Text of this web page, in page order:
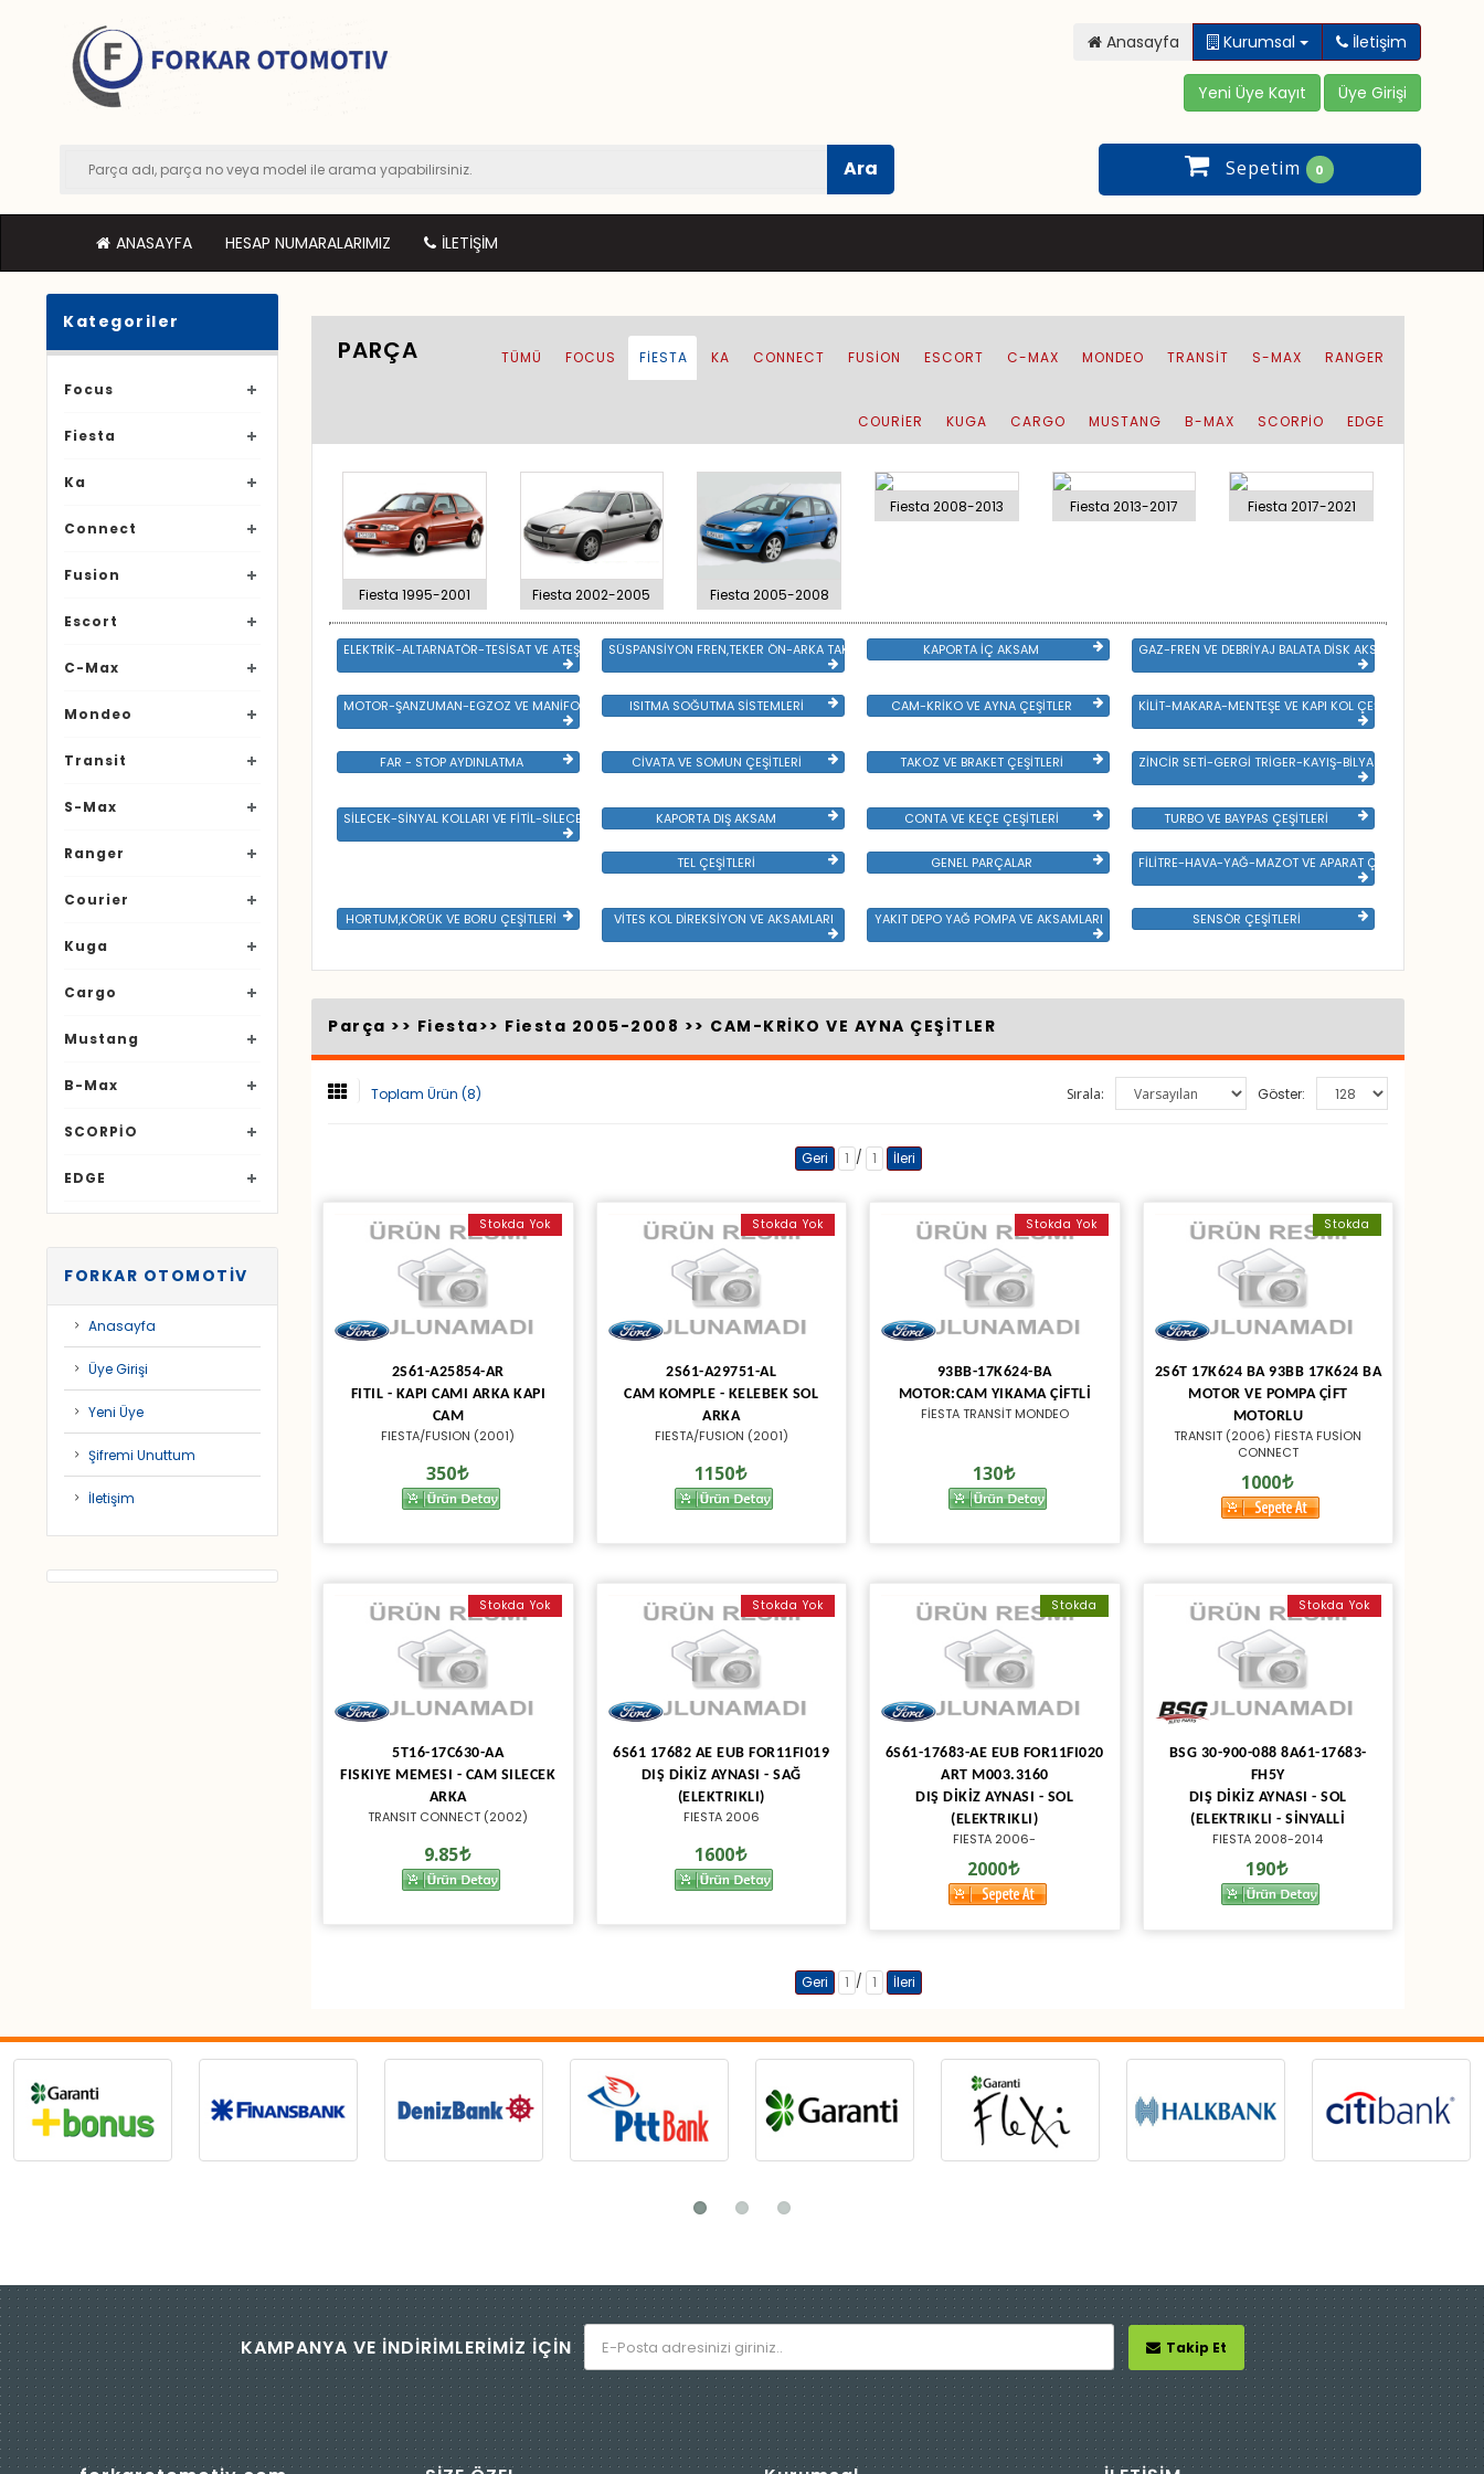
Anasayfa Kurumsal İletişim
Ara Sepetim 0
ANASAYFA HESAP NUMARALARIMIZ İLETIŞIM
Kategoriler
Focus
Fiesta
Ka
Connect
Fusion
Escort
C-Max
Mondeo
Transit
S-Max
Ranger
Courier
Kuga
Cargo
Mustang
B-Max
SCORPİO
EDGE
FORKAR OTOMOTİV
Anasayfa
Üye Girişi
Yeni Üye
Şifremi Unuttum
İletişim
PARÇA TÜMÜ FOCUS FIESTA KA CONNECT FUSION ESCORT C-MAX MONDEO TRANSIT S-MAX RANGER
COURIER KUGA CARGO MUSTANG B-MAX SCORPİO EDGE
Fiesta 1995-2001 Fiesta 2002-2005 Fiesta 2005-2008
Fiesta 2008-2013 Fiesta 2013-2017 Fiesta 2017-2021
ELEKTRİK-ALTARNATÖR-TESİSAT VE ATEŞLEME GRBSÜSPANSİYON FREN,TEKER ÖN-ARKA TAKIM VE YÜRÜYEN AKSAMLAR
KAPORTA İÇ AKSAM GAZ-FREN VE DEBRİYAJ BALATA DİSK AKSAMLARI
MOTOR-ŞANZUMAN-EGZOZ VE MANİFOLD ISITMA SOĞUTMA SİSTEMLERİ CAM-KRİKO VE AYNA ÇEŞİTLER KİLİT-MAKARA-MENTEŞE VE KAPI KOL ÇEŞİTLERİ
FAR - STOP AYDINLATMA CİVATA VE SOMUN ÇEŞİTLERİ TAKOZ VE BRAKET ÇEŞİTLERİ ZİNCİR SETİ-GERGİ TRİGER-KAYIŞ-BİLYA VE DEVİRDAİM
SİLECEK-SİNYAL KOLLARI VE FİTİL-SİLECEK ÇEŞİTLERİ KAPORTA DIŞ AKSAM CONTA VE KEÇE ÇEŞİTLERİ TURBO VE BAYPAS ÇEŞİTLERİ
TEL ÇEŞİTLERİ GENEL PARÇALAR FİLİTRE-HAVA-YAĞ-MAZOT VE APARAT ÇEŞİTLERİ
HORTUM,KÖRÜK VE BORU ÇEŞİTLERİ VİTES KOL DİREKSİYON VE AKSAMLARI YAKIT DEPO YAĞ POMPA VE AKSAMLARI SENSÖR ÇEŞİTLERİ
Parça >> Fiesta>> Fiesta 2005-2008 >> CAM-KRİKO VE AYNA ÇEŞİTLER
Toplam Ürün (8) Göster:
Sırala:
Geri 1 / 1 İleri
Stokda Yok
2S61-A25854-AR
FITIL - KAPI CAMI ARKA KAPI
CAM
FIESTA/FUSION (2001)
350
Stokda Yok
2S61-A29751-AL
CAM KOMPLE - KELEBEK SOL
ARKA
FIESTA/FUSION (2001)
1150
Stokda Yok
93BB-17K624-BA
MOTOR:CAM YIKAMA ÇİFTLİ
FİESTA TRANSİT MONDEO
130
Stokda
2S6T 17K624 BA 93BB 17K624 BA
MOTOR VE POMPA ÇİFT
MOTORLU
TRANSIT (2006) FİESTA FUSİON
CONNECT
1000
Stokda Yok
5T16-17C630-AA
FISKIYE MEMESI - CAM SILECEK
ARKA
TRANSIT CONNECT (2002)
9.85
Stokda Yok
6S61 17682 AE EUB FOR11FI019
DIŞ DİKİZ AYNASI - SAĞ
(ELEKTRIKLI)
FIESTA 2006
1600
Stokda
6S61-17683-AE EUB FOR11FI020
ART M003.3160
DIŞ DİKİZ AYNASI - SOL
(ELEKTRIKLI)
FIESTA 2006-
2000
Stokda Yok
BSG 30-900-088 8A61-17683-
FH5Y
DIŞ DİKİZ AYNASI - SOL
(ELEKTRIKLI - SİNYALLİ
FIESTA 2008-2014
190
Geri 1 / 1 İleri
KAMPANYA VE İNDİRİMLERİMİZ İÇİN Takip Et